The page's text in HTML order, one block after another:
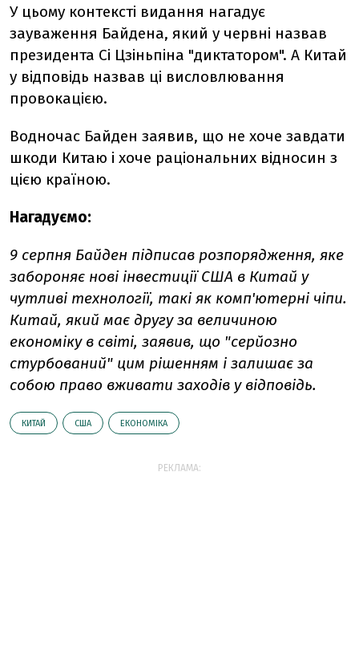
У цьому контексті видання нагадує
зауваження Байдена, який у червні назвав
президента Сі Цзіньпіна "диктатором". А Китай
у відповідь назвав ці висловлювання
провокацією.
Водночас Байден заявив, що не хоче завдати
шкоди Китаю і хоче раціональних відносин з
цією країною.
Нагадуємо:
9 серпня Байден підписав розпорядження, яке
забороняє нові інвестиції США в Китай у
чутливі технології, такі як комп'ютерні чіпи.
Китай, який має другу за величиною
економіку в світі, заявив, що "серйозно
стурбований" цим рішенням і залишає за
собою право вживати заходів у відповідь.
КИТАЙ США ЕКОНОМІКА
РЕКЛАМА: